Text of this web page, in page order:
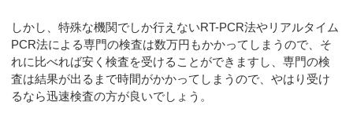
しかし、特殊な機関でしか行えないRT-PCR法やリアルタイム
PCR法による専門の検査は数万円もかかってしまうので、そ
れに比べれば安く検査を受けることができますし、専門の検
査は結果が出るまで時間がかかってしまうので、やはり受け
るなら迅速検査の方が良いでしょう。